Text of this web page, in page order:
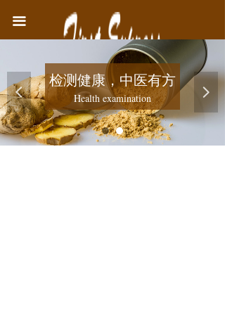
끀
首页
医疗业务
健康教育
联系我们
检测健康，中医有方
Health examination
넳 넲